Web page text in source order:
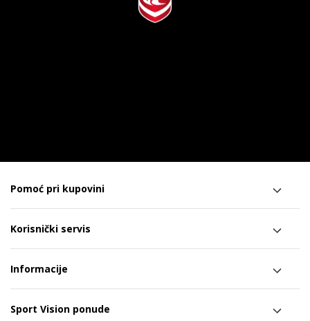
Pomoć pri kupovini
Korisnički servis
Informacije
Sport Vision ponude